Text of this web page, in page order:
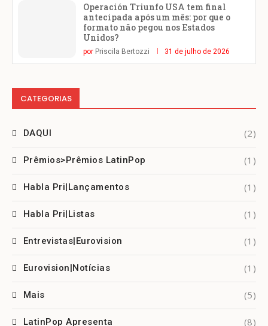
Operación Triunfo USA tem final
antecipada após um mês: por que o
formato não pegou nos Estados
Unidos?
por Priscila Bertozzi 31 de julho de 2026
CATEGORIAS
DAQUI (2)
Prêmios>Prêmios LatinPop (1)
Habla Pri|Lançamentos (1)
Habla Pri|Listas (1)
Entrevistas|Eurovision (1)
Eurovision|Notícias (1)
Mais (5)
LatinPop Apresenta (8)